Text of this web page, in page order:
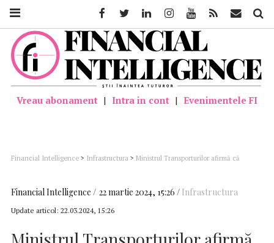
Vreau abonament | Intra in cont | Evenimentele FI
Financial Intelligence > Infrastructura > Ministrul Transporturilor afirmă că
Financial Intelligence 22 martie 2024, 15:26 Infrastructura
Update articol: 22.03.2024, 15:26
FacebookTwitter LinkedinInstagramYoutube Feed Mail